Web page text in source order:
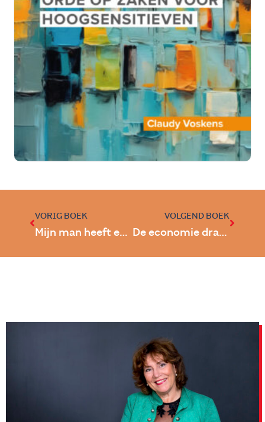
VORIG BOEK
Mijn man heeft een hersentumor
VOLGEND BOEK
De economie draait om jou!